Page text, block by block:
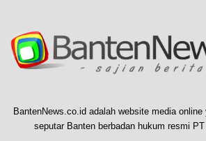
BantenNews.co.id adalah website media
seputar Banten berbadan hukum resmi